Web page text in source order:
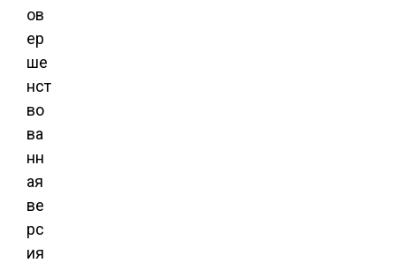
ов
ер
ше
нст
во
ва
нн
ая
ве
рс
ия